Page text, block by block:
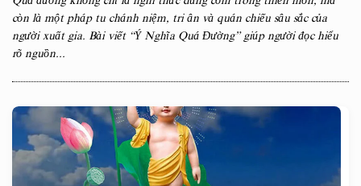
còn là một pháp tu chánh niệm, tri ân và quán chiếu sâu sắc của
người xuất gia. Bài viết “Ý Nghĩa Quá Đường” giúp người đọc hiểu
rõ nguồn...